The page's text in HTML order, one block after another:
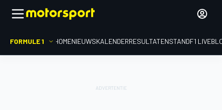
FORMULE 1 HOMENIEUWSKALENDERRESULTATENSTANDF1